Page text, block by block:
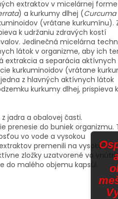
extraktov v micelárnej forme
) a kurkumy dlhej (
(vrátane kurkumínu).
k udržaniu zdravých kostí
Jedinečná micelárna
látok v organizme, aby ich
extrakcia a separácia
kurkuminoidov (vrátane
z hlavných aktívnych látok
kurkumy dlhej, prispieva
jadra a obalovej časti.
prenesie do buniek organizmu.
vo vode a vysokou
premenili na vysoko
zložky uzatvorené vo vnútri
malého objemu kapsúl.